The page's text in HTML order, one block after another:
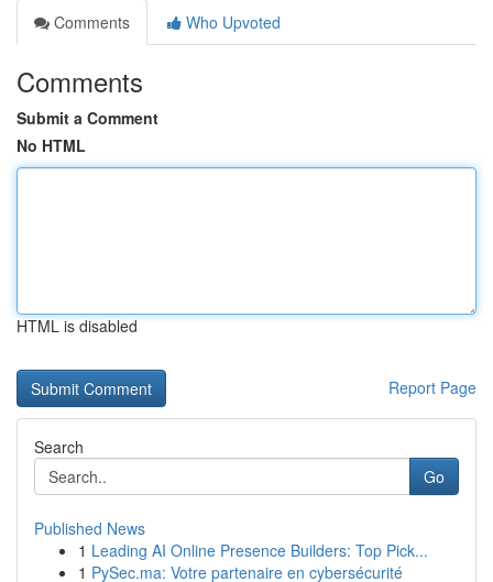
Comments
Who Upvoted
Comments
Submit a Comment
No HTML
HTML is disabled
Report Page
Search
Go
Published News
1 Leading AI Online Presence Builders: Top Pick...
1 PySec.ma: Votre partenaire en cybersécurité